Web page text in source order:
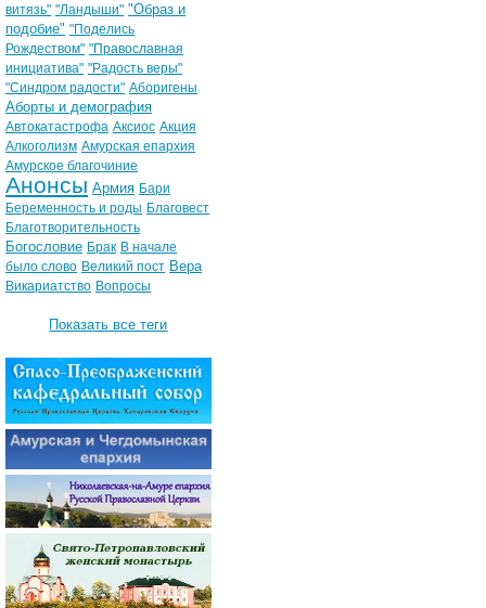
витязь" "Ландыши" "Образ и
подобие" "Поделись
Рождеством" "Православная
инициатива" "Радость веры"
"Синдром радости" Аборигены
Аборты и демография
Автокатастрофа Аксиос Акция
Алкоголизм Амурская епархия
Амурское благочиние
Анонсы Армия Бари
Беременность и роды Благовест
Благотворительность
Богословие Брак В начале
было слово Великий пост Вера
Викариатство Вопросы
Показать все теги